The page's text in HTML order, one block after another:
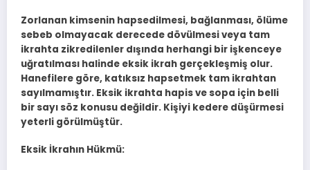
Zorlanan kimsenin hapsedilmesi, bağlanması, ölüme
sebeb olmayacak derece­de dövülmesi veya tam
ikrahta zikredilenler dışında herhangi bir işkenceye
uğratılması halinde eksik ikrah gerçekleşmiş olur.
Hanefilere göre, katıksız hapsetmek tam ikrahtan
sayılmamıştır. Eksik ikrahta hapis ve sopa için bel­li
bir sayı söz konusu değildir. Kişiyi kedere düşürmesi
yeterli görülmüştür.
Eksik İkrahın Hükmü: